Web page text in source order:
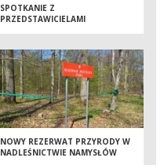
SPOTKANIE Z
PRZEDSTAWICIELAMI
NOWY REZERWAT PRZYRODY W
NADLEŚNICTWIE NAMYSŁÓW